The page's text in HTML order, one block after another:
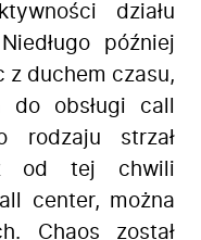
działu
później
z duchem czasu,
do obsługi call
rodzaju strzał
od tej chwili
center, można
Chaos został